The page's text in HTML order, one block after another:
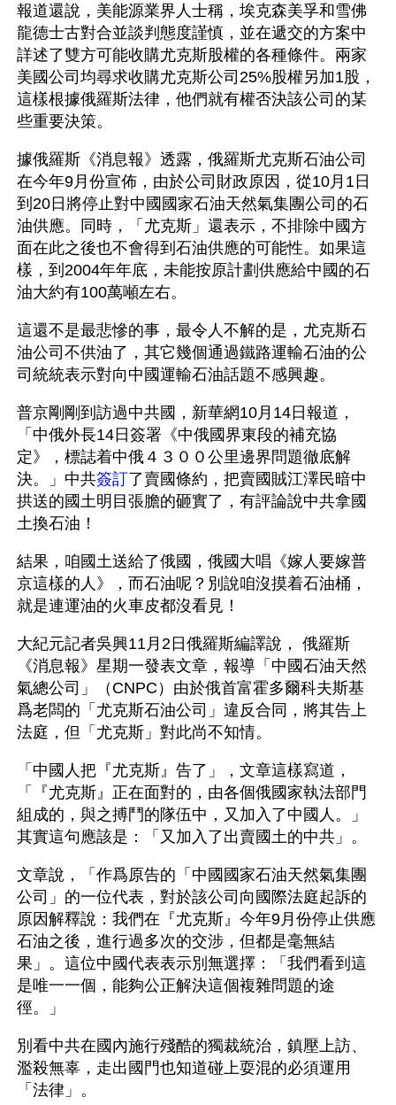
報道還說，美能源業界人士稱，埃克森美孚和雪佛
龍德士古對合並談判態度謹慎，並在遞交的方案中
詳述了雙方可能收購尤克斯股權的各種條件。兩家
美國公司均尋求收購尤克斯公司25%股權另加1股，
這樣根據俄羅斯法律，他們就有權否決該公司的某
些重要決策。
據俄羅斯《消息報》透露，俄羅斯尤克斯石油公司
在今年9月份宣佈，由於公司財政原因，從10月1日
到20日將停止對中國國家石油天然氣集團公司的石
油供應。同時，「尤克斯」還表示，不排除中國方
面在此之後也不會得到石油供應的可能性。如果這
樣，到2004年年底，未能按原計劃供應給中國的石
油大約有100萬噸左右。
這還不是最悲慘的事，最令人不解的是，尤克斯石
油公司不供油了，其它幾個通過鐵路運輸石油的公
司統統表示對向中國運輸石油話題不感興趣。
普京剛剛到訪過中共國，新華網10月14日報道，
「中俄外長14日簽署《中俄國界東段的補充協
定》，標誌着中俄４３００公里邊界問題徹底解
決。」中共簽訂了賣國條約，把賣國賊江澤民暗中
拱送的國土明目張膽的砸實了，有評論說中共拿國
土換石油！
結果，咱國土送給了俄國，俄國大唱《嫁人要嫁普
京這樣的人》，而石油呢？別說咱沒摸着石油桶，
就是連運油的火車皮都沒看見！
大紀元記者吳興11月2日俄羅斯編譯說， 俄羅斯
《消息報》星期一發表文章，報導「中國石油天然
氣總公司」（CNPC）由於俄首富霍多爾科夫斯基
爲老闆的「尤克斯石油公司」違反合同，將其告上
法庭，但「尤克斯」對此尚不知情。
「中國人把『尤克斯』告了」，文章這樣寫道，
「『尤克斯』正在面對的，由各個俄國家執法部門
組成的，與之搏鬥的隊伍中，又加入了中國人。」
其實這句應該是：「又加入了出賣國土的中共」。
文章說，「作爲原告的「中國國家石油天然氣集團
公司」的一位代表，對於該公司向國際法庭起訴的
原因解釋說：我們在『尤克斯』今年9月份停止供應
石油之後，進行過多次的交涉，但都是毫無結
果」。這位中國代表表示別無選擇：「我們看到這
是唯一一個，能夠公正解決這個複雜問題的途
徑。」
別看中共在國內施行殘酷的獨裁統治，鎮壓上訪、
濫殺無辜，走出國門也知道碰上耍混的必須運用
「法律」。